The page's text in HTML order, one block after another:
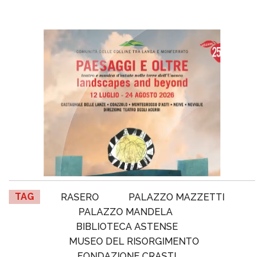
TAG RASERO
PALAZZO MAZZETTI
PALAZZO MANDELA
BIBLIOTECA ASTENSE
MUSEO DEL RISORGIMENTO